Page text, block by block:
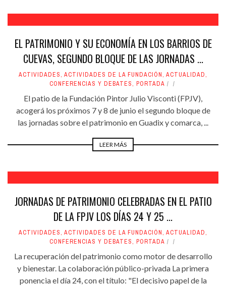
EL PATRIMONIO Y SU ECONOMÍA EN LOS BARRIOS DE
CUEVAS, SEGUNDO BLOQUE DE LAS JORNADAS ...
ACTIVIDADES, ACTIVIDADES DE LA FUNDACIÓN, ACTUALIDAD,
CONFERENCIAS Y DEBATES, PORTADA
El patio de la Fundación Pintor Julio Visconti (FPJV),
acogerá los próximos 7 y 8 de junio el segundo bloque de
las jornadas sobre el patrimonio en Guadix y comarca, ...
LEER MÁS
JORNADAS DE PATRIMONIO CELEBRADAS EN EL PATIO
DE LA FPJV LOS DÍAS 24 Y 25 ...
ACTIVIDADES, ACTIVIDADES DE LA FUNDACIÓN, ACTUALIDAD,
CONFERENCIAS Y DEBATES, PORTADA
La recuperación del patrimonio como motor de desarrollo
y bienestar. La colaboración público-privada La primera
ponencia el día 24, con el título: "El decisivo papel de la